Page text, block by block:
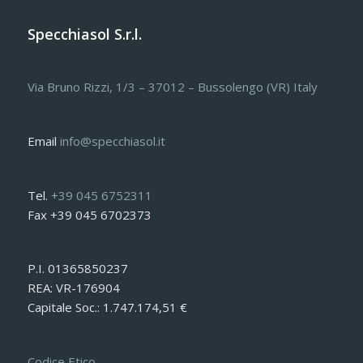
Specchiasol S.r.l.
Via Bruno Rizzi, 1/3 – 37012 – Bussolengo (VR) Italy
Email info@specchiasol.it
Tel. +39 045 6752311
Fax +39 045 6702373
P.I. 01365850237
REA: VR-176904
Capitale Soc.: 1.747.174,51 €